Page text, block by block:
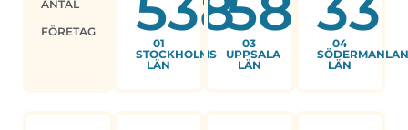
ANTAL
FÖRETAG
01
STOCKHOLMS
LÄN
03
UPPSALA
LÄN
04
LÄN